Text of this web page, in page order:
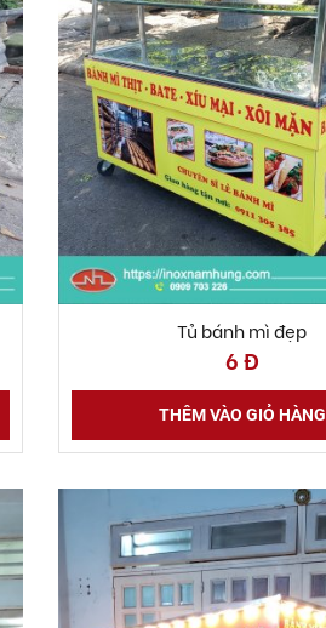
Tủ bánh mì đẹp
6 Đ
THÊM VÀO GIỎ HÀNG